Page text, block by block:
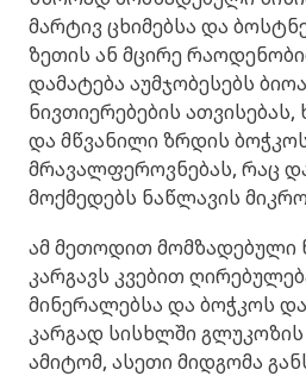
მარტივ ცხიმებსა და
ზეთის ან მცირე
დამატება აუმჯობესებს
ნივთიერებების
და მწვანილი ზრდის
მრავალფეროვნებას, რაც
მოქმედებს ნაწლავის
ამ მეთოდით მომზადებული
კარგავს კვებით
მინერალებსა და ბოჭკოს
კარგად სისხლში
ამიტომ, ასეთი მიდგომა